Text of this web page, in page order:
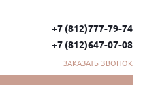
+7 (812)777-79-74
+7 (812)647-07-08
ЗАКАЗАТЬ ЗВОНОК